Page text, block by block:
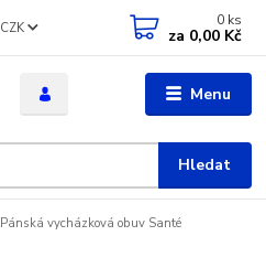
Menu
CZK
Hledat
0 ks
za 0,00 Kč
Pánská vycházková obuv Santé